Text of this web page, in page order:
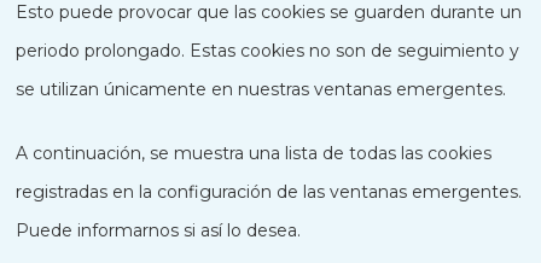
Esto puede provocar que las cookies se guarden durante un
periodo prolongado. Estas cookies no son de seguimiento y
se utilizan únicamente en nuestras ventanas emergentes.
A continuación, se muestra una lista de todas las cookies
registradas en la configuración de las ventanas emergentes.
Puede informarnos si así lo desea.